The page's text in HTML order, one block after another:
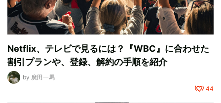
Netflix、テレビで見るには？『WBC』に合わせた
割引プランや、登録、解約の手順を紹介
by 廣田一馬
44